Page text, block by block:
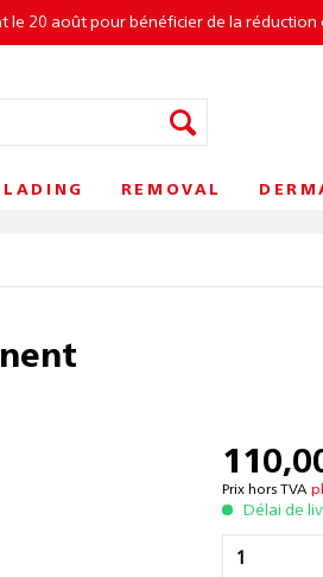
le 20 août pour bénéficier de la réduction
REMOVAL
Prix hors TVA
Délai de